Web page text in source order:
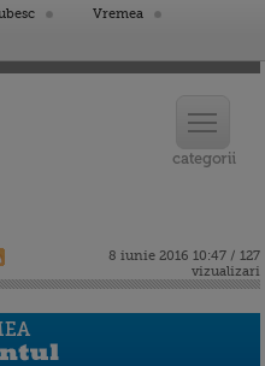
Vremea
8 iunie 2016 10:47 / 127
vizualizari